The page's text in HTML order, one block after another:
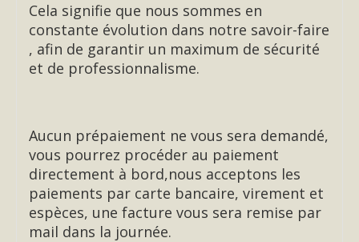
Cela signifie que nous sommes en
constante évolution dans notre savoir-faire
, afin de garantir un maximum de sécurité
et de professionnalisme.
Aucun prépaiement ne vous sera demandé,
vous pourrez procéder au paiement
directement à bord,nous acceptons les
paiements par carte bancaire, virement et
espèces, une facture vous sera remise par
mail dans la journée.